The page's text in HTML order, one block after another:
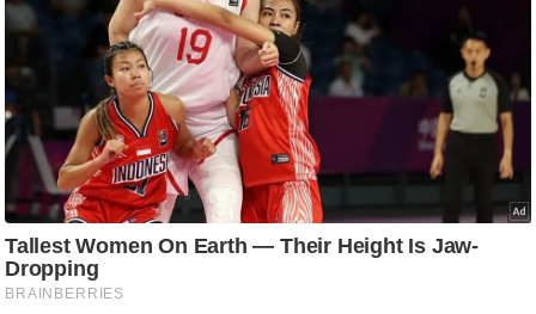
फि
स
मी
क्षा
B
r
e
a
k